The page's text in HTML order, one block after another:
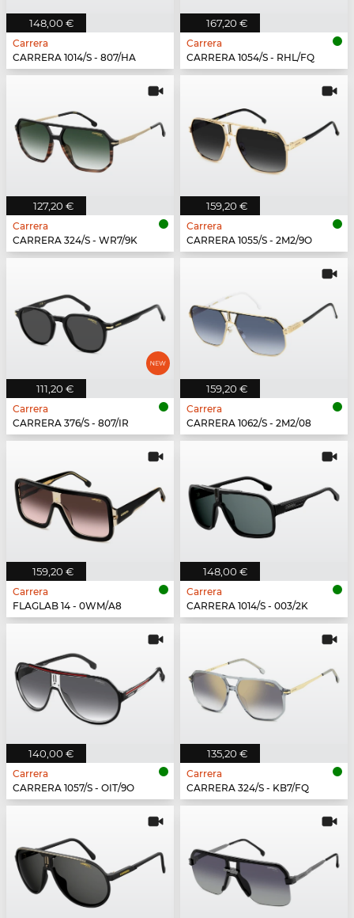
148,00 €
Carrera
CARRERA 1014/S - 807/HA
167,20 €
Carrera
CARRERA 1054/S - RHL/FQ
127,20 €
Carrera
CARRERA 324/S - WR7/9K
159,20 €
Carrera
CARRERA 1055/S - 2M2/9O
111,20 €
Carrera
CARRERA 376/S - 807/IR
159,20 €
Carrera
CARRERA 1062/S - 2M2/08
159,20 €
Carrera
FLAGLAB 14 - 0WM/A8
148,00 €
Carrera
CARRERA 1014/S - 003/2K
140,00 €
Carrera
CARRERA 1057/S - OIT/9O
135,20 €
Carrera
CARRERA 324/S - KB7/FQ